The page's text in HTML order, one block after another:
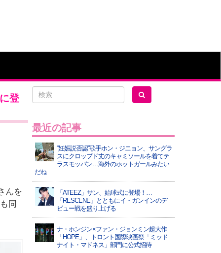
登
んを
同
最近の記事
“妊娠説否認”歌手ホン・ジニョン、サングラ
スにクロップド丈のキャミソールを着てテ
ラスモッパン…海外のホットガールみたい
だね
「ATEEZ」サン、始球式に登場！…
「RESCENE」とともにイ・ガンインのデ
ビュー戦を盛り上げる
ナ・ホンジン×ファン・ジョンミン超大作
「HOPE」、トロント国際映画祭「ミッド
ナイト・マドネス」部門に公式招待